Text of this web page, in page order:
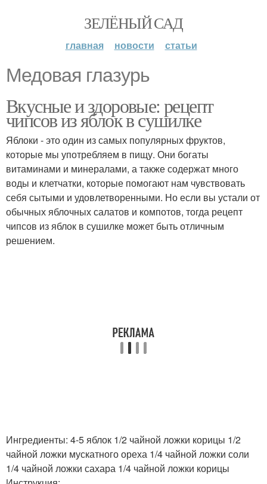
ЗЕЛЁНЫЙ САД
главная новости статьи
Медовая глазурь
Вкусные и здоровые: рецепт
чипсов из яблок в сушилке
Яблоки - это один из самых популярных фруктов,
которые мы употребляем в пищу. Они богаты
витаминами и минералами, а также содержат много
воды и клетчатки, которые помогают нам чувствовать
себя сытыми и удовлетворенными. Но если вы устали от
обычных яблочных салатов и компотов, тогда рецепт
чипсов из яблок в сушилке может быть отличным
решением.
Ингредиенты: 4-5 яблок 1/2 чайной ложки корицы 1/2
чайной ложки мускатного ореха 1/4 чайной ложки соли
1/4 чайной ложки сахара 1/4 чайной ложки корицы